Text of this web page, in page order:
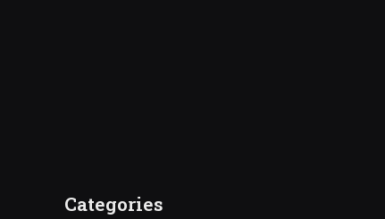
Categories